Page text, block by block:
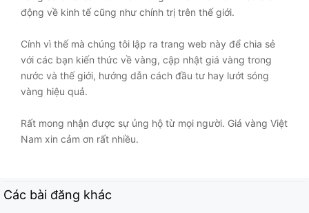
động về kinh tế cũng như chính trị trên thế giới.
Cính vì thế mà chúng tôi lập ra trang web này để chia sẻ
với các bạn kiến thức về vàng, cập nhật giá vàng trong
nước và thế giới, hướng dẫn cách đầu tư hay lướt sóng
vàng hiệu quả.
Rất mong nhận được sự ủng hộ từ mọi người. Giá vàng Việt
Nam xin cảm ơn rất nhiều.
Các bài đăng khác